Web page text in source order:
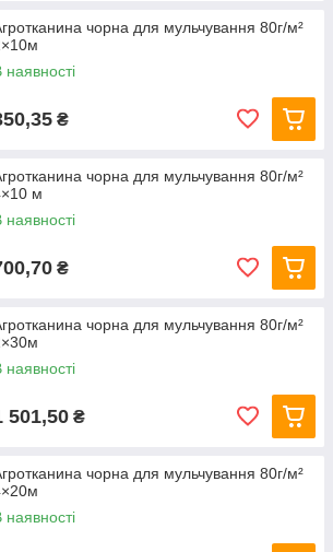
чорна для мульчування 80г/м²
наявності
₴
чорна для мульчування 80г/м²
м
наявності
₴
чорна для мульчування 80г/м²
наявності
501,50 ₴
чорна для мульчування 80г/м²
наявності